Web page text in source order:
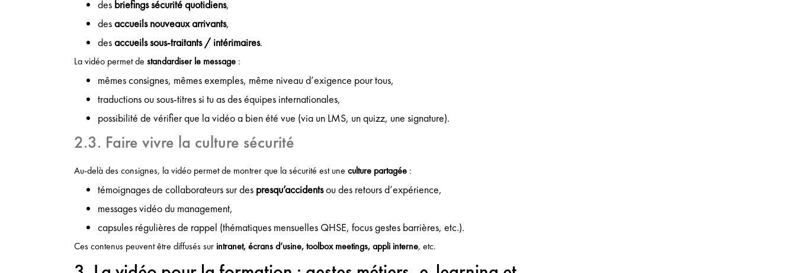
des briefings sécurité quotidiens,
desaccueils nouveaux arrivants,
desaccueils sous-traitants / intérimaires.
La vidéo permet de standardiser le message :
mêmes consignes, mêmes exemples, même niveau d’exigence pour tous,
traductions ou sous-titres si tu as des équipes internationales,
possibilité de vérifier que la vidéo a bien été vue (via un LMS, un quizz, une signature).
2.3. Faire vivre la culture sécurité
Au-delà des consignes, la vidéo permet de montrer que la sécurité est une culture partagée :
témoignages de collaborateurs sur des presqu’accidentsou des retours d’expérience,
messages vidéo du management,
capsules régulières de rappel (thématiques mensuelles QHSE, focus gestes barrières, etc.).
Ces contenus peuvent être diffusés sur intranet, écrans d’usine, toolbox meetings, appli interne, etc.